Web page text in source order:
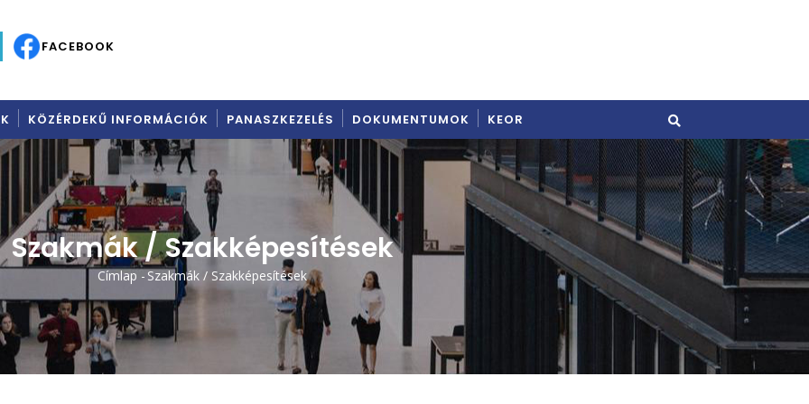
FACEBOOK
KÖZÉRDEKŰ INFORMÁCIÓK PANASZKEZELÉS DOKUMENTUMOK KEOR
Szakmák / Szakképesítések
Morzsa
Címlap -Szakmák / Szakképesítések